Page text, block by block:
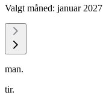
Valgt måned: januar 2027
man.
tir.